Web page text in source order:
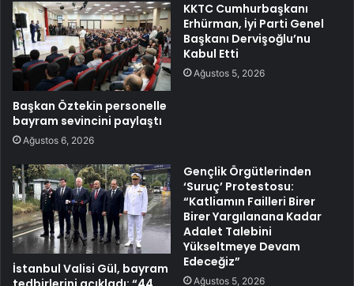
Başkan Öztekin personelle
bayram sevincini paylaştı
Ağustos 6, 2026
KKTC Cumhurbaşkanı
Erhürman, İyi Parti Genel
Başkanı Dervişoğlu’nu
Kabul Etti
Ağustos 5, 2026
İstanbul Valisi Gül, bayram
Gençlik Örgütlerinden
‘Suruç’ Protestosu:
“Katliamın Failleri Birer
Birer Yargılanana Kadar
Adalet Talebini
Yükseltmeye Devam
Edeceğiz”
Ağustos 5, 2026